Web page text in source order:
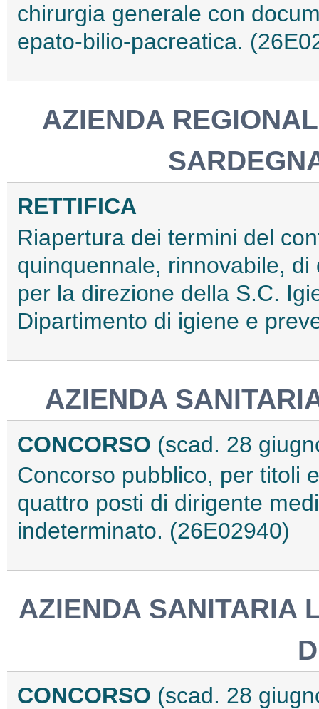
chirurgia generale con
epato-bilio-pacreatica.
AZIENDA
RETTIFICA
Riapertura dei termini del
quinquennale, rinnovabile,
per la direzione della S.C.
Dipartimento di igiene e
AZIENDA
CONCORSO (scad. 28
Concorso pubblico, per titoli
quattro posti di dirigente
indeterminato. (26E02940)
AZIENDA SANITARIA
CONCORSO (scad. 28